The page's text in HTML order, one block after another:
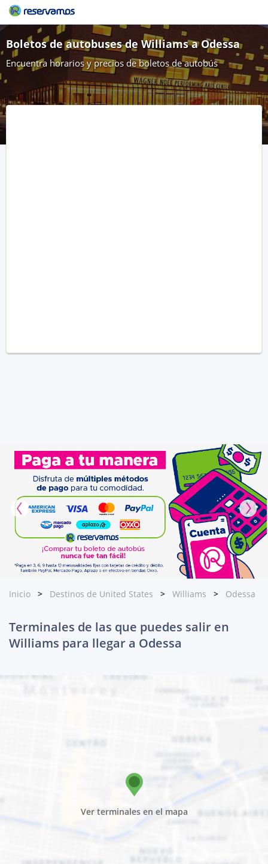
Boletos de autobuses de Williams a Odessa
Encuentra horarios y precios de boletos de autobús
Inicio Destinos de United States Williams Odessa
Terminales de las que puedes salir en
Williams para llegar a Odessa
Ver terminales en el mapa